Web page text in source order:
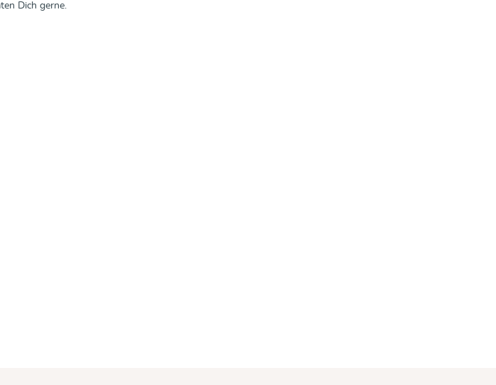
Dich gerne.